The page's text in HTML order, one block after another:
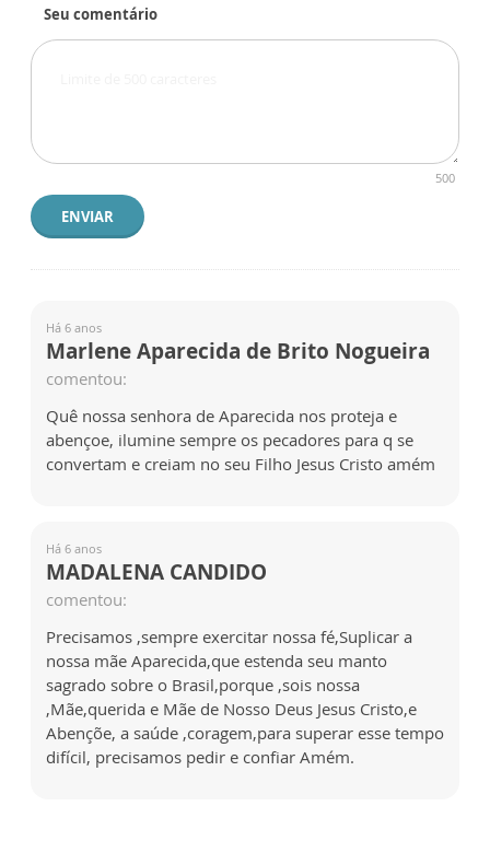
Seu comentário
500
ENVIAR
Há 6 anos
Marlene Aparecida de Brito Nogueira
comentou:
Quê nossa senhora de Aparecida nos proteja e
abençoe, ilumine sempre os pecadores para q se
convertam e creiam no seu Filho Jesus Cristo amém
Há 6 anos
MADALENA CANDIDO
comentou:
Precisamos ,sempre exercitar nossa fé,Suplicar a
nossa mãe Aparecida,que estenda seu manto
sagrado sobre o Brasil,porque ,sois nossa
,Mãe,querida e Mãe de Nosso Deus Jesus Cristo,e
Abençõe, a saúde ,coragem,para superar esse tempo
difícil, precisamos pedir e confiar Amém.